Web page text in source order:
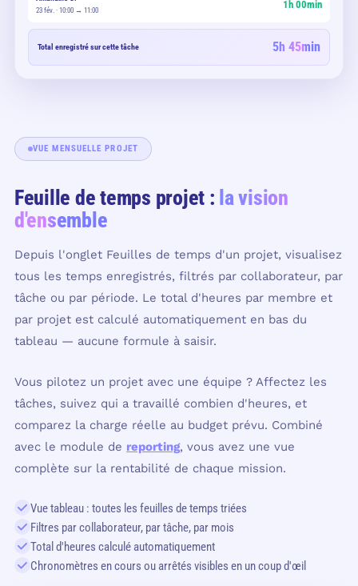
23 fév. · 10:00 → 11:00
1h 00min
Total enregistré sur cette tâche 5h 45min
VUE MENSUELLE PROJET
Feuille de temps projet : la vision
d'ensemble
Depuis l'onglet Feuilles de temps d'un projet, visualisez
tous les temps enregistrés, filtrés par collaborateur, par
tâche ou par période. Le total d'heures par membre et
par projet est calculé automatiquement en bas du
tableau — aucune formule à saisir.
Vous pilotez un projet avec une équipe ? Affectez les
tâches, suivez qui a travaillé combien d'heures, et
comparez la charge réelle au budget prévu. Combiné
avec le module de reporting, vous avez une vue
complète sur la rentabilité de chaque mission.
Vue tableau : toutes les feuilles de temps triées
Filtres par collaborateur, par tâche, par mois
Total d'heures calculé automatiquement
Chronomètres en cours ou arrêtés visibles en un coup d'œil